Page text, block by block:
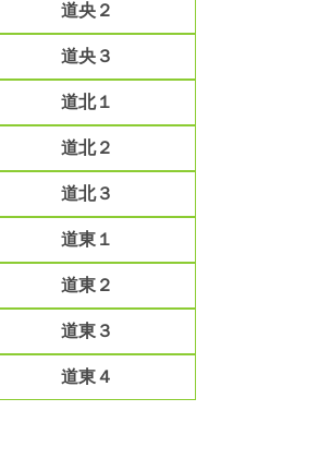
道央２
道央３
道北１
道北２
道北３
道東１
道東２
道東３
道東４